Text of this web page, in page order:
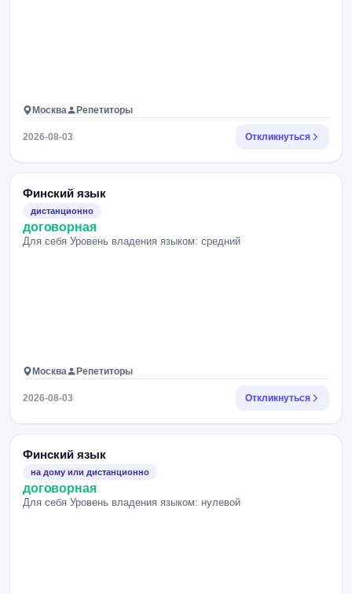
Москва Репетиторы
2026-08-03 Откликнуться
Финский язык
дистанционно
договорная
Для себя Уровень владения языком: средний
Москва Репетиторы
2026-08-03 Откликнуться
Финский язык
на дому или дистанционно
договорная
Для себя Уровень владения языком: нулевой